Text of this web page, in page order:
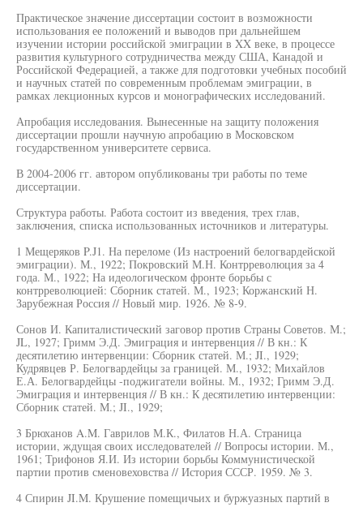
Практическое значение диссертации состоит в возможности
использования ее положений и выводов при дальнейшем
изучении истории российской эмиграции в XX веке, в процессе
развития культурного сотрудничества между США, Канадой и
Российской Федерацией, а также для подготовки учебных пособий
и научных статей по современным проблемам эмиграции, в
рамках лекционных курсов и монографических исследований.
Апробация исследования. Вынесенные на защиту положения
диссертации прошли научную апробацию в Московском
государственном университете сервиса.
В 2004-2006 гг. автором опубликованы три работы по теме
диссертации.
Структура работы. Работа состоит из введения, трех глав,
заключения, списка использованных источников и литературы.
1 Мещеряков P.J1. На переломе (Из настроений белогвардейской
эмиграции). М., 1922; Покровский М.Н. Контрреволюция за 4
года. М., 1922; На идеологическом фронте борьбы с
контрреволюцией: Сборник статей. М., 1923; Коржанский Н.
Зарубежная Россия // Новый мир. 1926. № 8-9.
Сонов И. Капиталистический заговор против Страны Советов. М.;
JL, 1927; Гримм Э.Д. Эмиграция и интервенция // В кн.: К
десятилетию интервенции: Сборник статей. М.; JI., 1929;
Кудрявцев Р. Белогвардейцы за границей. М., 1932; Михайлов
Е.А. Белогвардейцы -поджигатели войны. М., 1932; Гримм Э.Д.
Эмиграция и интервенция // В кн.: К десятилетию интервенции:
Сборник статей. М.; JI., 1929;
3 Брюханов A.M. Гаврилов М.К., Филатов Н.А. Страница
истории, ждущая своих исследователей // Вопросы истории. М.,
1961; Трифонов Я.И. Из истории борьбы Коммунистической
партии против сменовеховства // История СССР. 1959. № 3.
4 Спирин JI.M. Крушение помещичьих и буржуазных партий в